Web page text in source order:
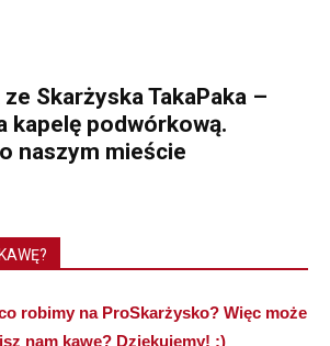
Skarżyska TakaPaka –
kapelę podwórkową.
naszym mieście
robimy na ProSkarżysko? Więc może
nam kawę? Dziękujemy! :)